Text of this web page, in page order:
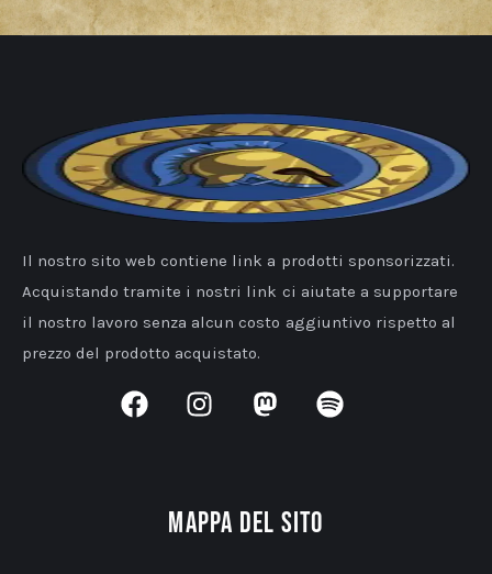
Il nostro sito web contiene link a prodotti sponsorizzati.
Acquistando tramite i nostri link ci aiutate a supportare
il nostro lavoro senza alcun costo aggiuntivo rispetto al
prezzo del prodotto acquistato.
Mappa del sito